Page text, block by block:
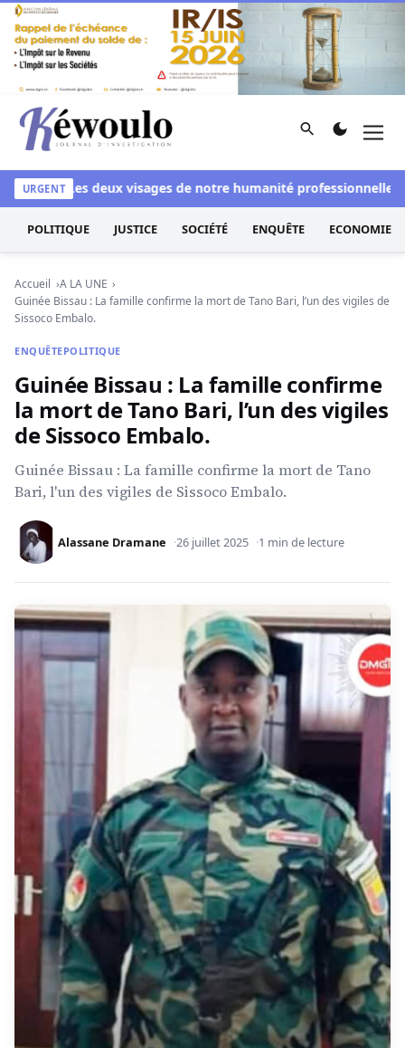
Aller au contenu
Kéwoulo, le premier site d'information et d'investigation
Rechercher
URGENT
Les deux visages de notre humanité professionnelle :
POLITIQUE JUSTICE SOCIÉTÉ ENQUÊTE ECONOMIE
Accueil
A LA UNE
Guinée Bissau : La famille confirme la mort de Tano Bari, l’un des vigiles de
Sissoco Embalo.
ENQUÊTEPOLITIQUE
Guinée Bissau : La famille confirme
la mort de Tano Bari, l’un des vigiles
de Sissoco Embalo.
Guinée Bissau : La famille confirme la mort de Tano
Bari, l'un des vigiles de Sissoco Embalo.
Alassane Dramane 26 juillet 2025 1 min de lecture